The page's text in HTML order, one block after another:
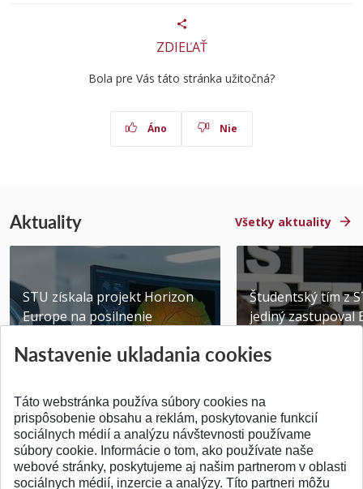
ZDIEĽAŤ
Bola pre Vás táto stránka užitočná?
Áno Nie
Aktuality Všetky aktuality
STU získala projekt Horizon
Europe na posilnenie
Publikované 31.07.2026
Študentský tím z
jediný zastupoval
Publikované
SPÄŤ NA VRCH
Nastavenie ukladania cookies
Táto webstránka používa súbory cookies na
prispôsobenie obsahu a reklám, poskytovanie funkcií
sociálnych médií a analýzu návštevnosti používame
súbory cookie. Informácie o tom, ako používate naše
webové stránky, poskytujeme aj našim partnerom v oblasti
sociálnych médií, inzercie a analýzy. Títo partneri môžu